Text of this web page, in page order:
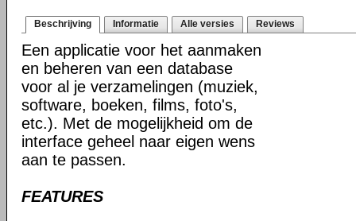
Beschrijving Informatie Alle versies Reviews
Een applicatie voor het aanmaken
en beheren van een database
voor al je verzamelingen (muziek,
software, boeken, films, foto's,
etc.). Met de mogelijkheid om de
interface geheel naar eigen wens
aan te passen.
FEATURES